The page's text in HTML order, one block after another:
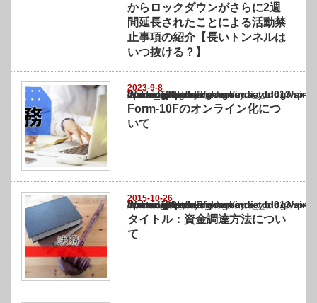
からロックダウンがさらに2週
間延長されたことによる活動禁
止事項の紹介【長いトンネルは
いつ抜ける？】
2023-9-8
Warning
: Undefined array key "show_category" in
/home/netst/kuno-cpa.co.jp/public_html/india_blog/wp-content/themes/
on line183
Form-10Fのオンライン化につ
いて
2015-10-26
Warning
: Undefined array key "show_category" in
/home/netst/kuno-cpa.co.jp/public_html/india_blog/wp-content/themes/
on line183
タイトル：資金調達方法につい
て